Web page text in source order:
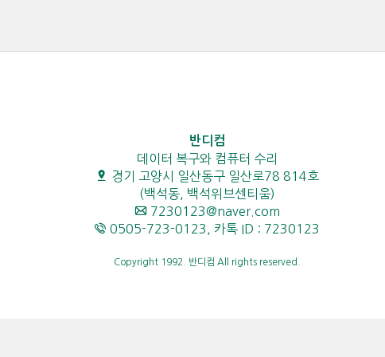
반디컴
데이터 복구와 컴퓨터 수리
경기 고양시 일산동구 일산로78 814호
(백석동, 백석위브센티움)
7230123@naver.com
0505-723-0123, 카톡 ID : 7230123
Copyright 1992. 반디컴 All rights reserved.